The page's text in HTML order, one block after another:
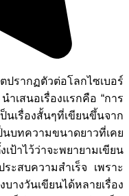
รากฏตัวต่อโลกไซเบอร์
เสนอเรื่องแรกคือ “การ
รื่องสั้นๆที่เขียนขึ้นจาก
ทความขนาดยาวที่เคย
ป้าไว้ว่าจะพยายามเขียน
ะสบความสำเร็จ เพราะ
งวันเขียนได้หลายเรื่อง